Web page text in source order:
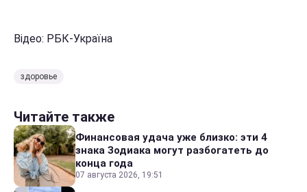
Відео: РБК-Україна
здоровье
Читайте также
Финансовая удача уже близко: эти 4
знака Зодиака могут разбогатеть до
конца года
07 августа 2026, 19:51